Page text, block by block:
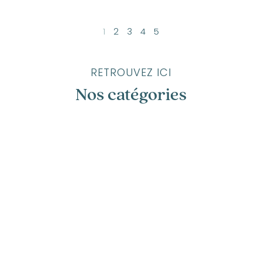
1 2 3 4 5
RETROUVEZ ICI
Nos catégories